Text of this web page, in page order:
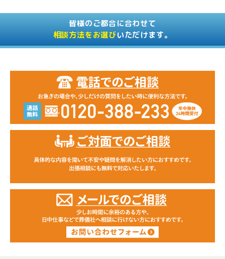
皆様のご都合に合わせて
相談方法をお選びいただけます。